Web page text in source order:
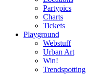
Partypics
Charts
Tickets
Playground
Webstuff
Urban Art
Win!
Trendspotting